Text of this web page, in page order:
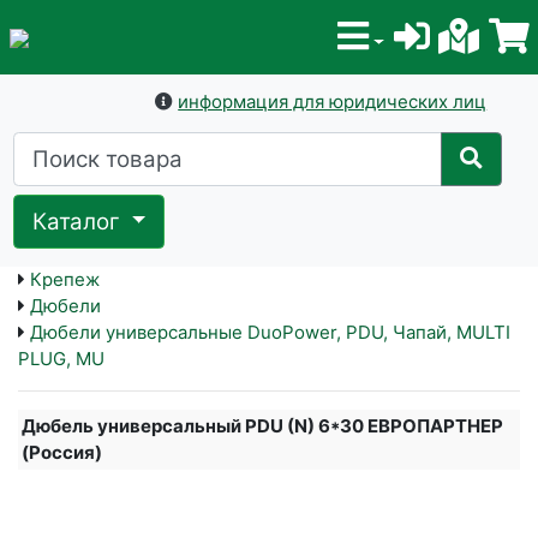
информация для юридических лиц
Каталог
Крепеж
Дюбели
Дюбели универсальные DuoPower, PDU, Чапай, MULTI
PLUG, MU
Дюбель универсальный PDU (N) 6*30 ЕВРОПАРТНЕР
(Россия)